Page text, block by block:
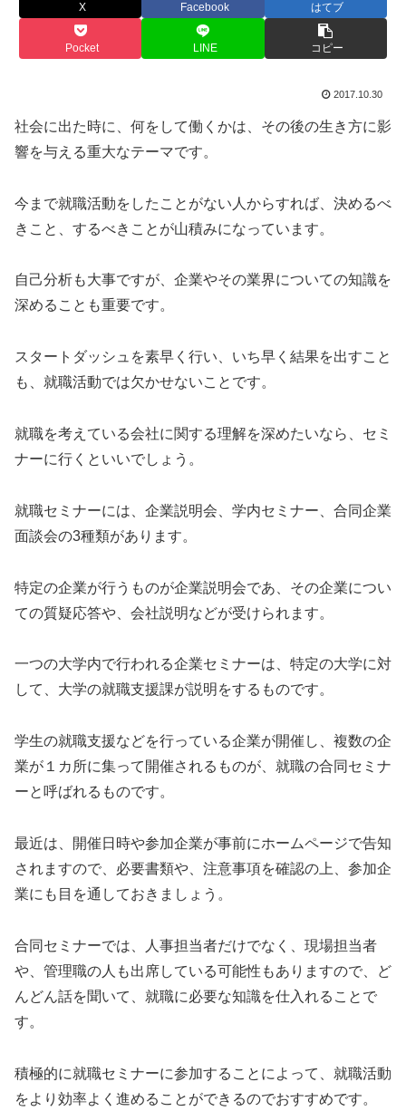
X Facebook はてブ
Pocket LINE コピー
2017.10.30
社会に出た時に、何をして働くかは、その後の生き方に影
響を与える重大なテーマです。
今まで就職活動をしたことがない人からすれば、決めるべ
きこと、するべきことが山積みになっています。
自己分析も大事ですが、企業やその業界についての知識を
深めることも重要です。
スタートダッシュを素早く行い、いち早く結果を出すこと
も、就職活動では欠かせないことです。
就職を考えている会社に関する理解を深めたいなら、セミ
ナーに行くといいでしょう。
就職セミナーには、企業説明会、学内セミナー、合同企業
面談会の3種類があります。
特定の企業が行うものが企業説明会であ、その企業につい
ての質疑応答や、会社説明などが受けられます。
一つの大学内で行われる企業セミナーは、特定の大学に対
して、大学の就職支援課が説明をするものです。
学生の就職支援などを行っている企業が開催し、複数の企
業が１カ所に集って開催されるものが、就職の合同セミナ
ーと呼ばれるものです。
最近は、開催日時や参加企業が事前にホームページで告知
されますので、必要書類や、注意事項を確認の上、参加企
業にも目を通しておきましょう。
合同セミナーでは、人事担当者だけでなく、現場担当者
や、管理職の人も出席している可能性もありますので、ど
んどん話を聞いて、就職に必要な知識を仕入れることで
す。
積極的に就職セミナーに参加することによって、就職活動
をより効率よく進めることができるのでおすすめです。